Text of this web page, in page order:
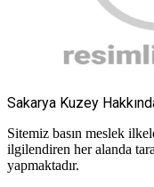
Sakarya Kuzey
Sitemiz basın meslek
ilgilendiren her alanda
yapmaktadır.